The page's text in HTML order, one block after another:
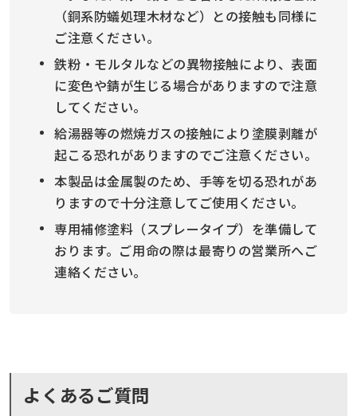
（銅系防蟻処理木材など）との接触も同様に
ご注意ください。
鉄粉・モルタルなどの異物接触により、表面
に変色や錆が生じる場合がありますので注意
してください。
給湯器等の燃焼ガスの接触により塗膜剥離が
起こる恐れがありますのでご注意ください。
本製品は金属製のため、手等を切る恐れがあ
りますので十分注意してご使用ください。
専用補修塗料（スプレータイプ）を準備して
おります。ご用命の際は最寄りの営業所へご
連絡ください。
よくあるご質問